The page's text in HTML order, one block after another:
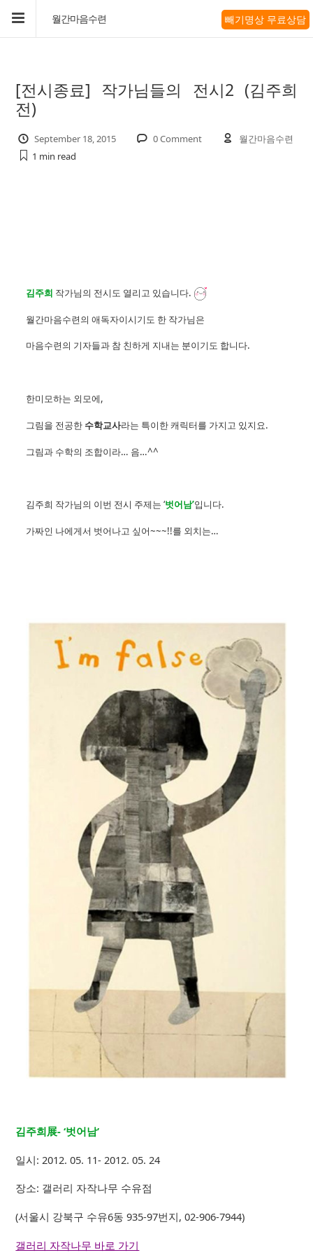
월간마음수련 빼기명상 무료상담
[전시종료] 작가님들의 전시2 (김주희
전)
September 18, 2015 0 Comment
월간마음수련
1 min read
김주희 작가님의 전시도 열리고 있습니다.
월간마음수련의 애독자이시기도 한 작가님은
마음수련의 기자들과 참 친하게 지내는 분이기도 합니다.
한미모하는 외모에,
그림을 전공한 수학교사라는 특이한 캐릭터를 가지고 있지요.
그림과 수학의 조합이라… 음…^^
김주희 작가님의 이번 전시 주제는 ‘벗어남’입니다.
가짜인 나에게서 벗어나고 싶어~~~!!를 외치는…
김주희展- ‘벗어남’
일시: 2012. 05. 11- 2012. 05. 24
장소: 갤러리 자작나무 수유점
(서울시 강북구 수유6동 935-97번지, 02-906-7944)
갤러리 자작나무 바로 가기